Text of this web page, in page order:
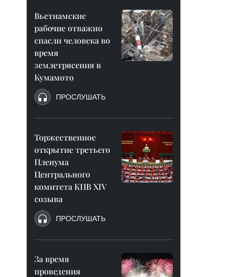
Вьетнамские
рабочие отважно
спасли человека во
время
землетрясения в
Кумамото
ПРОСЛУШАТЬ
Торжественное
открытие третьего
Пленума
Центрального
комитета КПВ XIV
созыва
ПРОСЛУШАТЬ
За время
проведения